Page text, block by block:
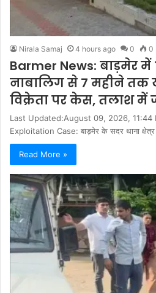
Nirala Samaj 4 hours ago 0 0
Barmer News: बाड़मेर
नाबालिग से 7 महीने तक
विक्रेता पर केस, तलाश में
Last Updated:August 09, 2026, 11:44
Exploitation Case: बाड़मेर के सदर थाना क्षेत्र
Read More »